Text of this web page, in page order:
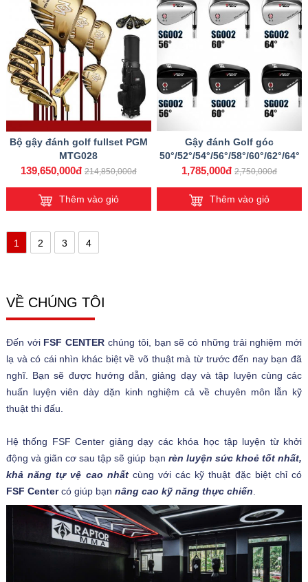
Bộ gậy đánh golf fullset PGM
MTG028
139,650,000đ 214,850,000đ
Thêm vào giỏ
Gậy đánh Golf góc
50°/52°/54°/56°/58°/60°/62°/64°
1,785,000đ 2,750,000đ
Thêm vào giỏ
1 2 3 4
VỀ CHÚNG TÔI
Đến với FSF CENTER chúng tôi, bạn sẽ có những trải nghiệm mới
lạ và có cái nhìn khác biệt về võ thuật mà từ trước đến nay bạn đã
nghĩ. Bạn sẽ được hướng dẫn, giảng dạy và tập luyện cùng các
huấn luyện viên dày dặn kinh nghiệm cả về chuyên môn lẫn kỹ
thuật thi đấu.
Hệ thống FSF Center giảng dạy các khóa học tập luyện từ khởi
động và giãn cơ sau tập sẽ giúp bạn rèn luyện sức khoẻ tốt nhất,
khả năng tự vệ cao nhấtcùng với các kỹ thuật đặc biệt chỉ có
FSF Centercó giúp bạn nâng cao kỹ năng thực chiến